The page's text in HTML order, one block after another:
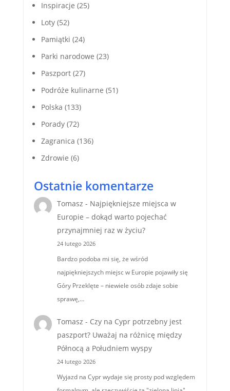
Inspiracje (25)
Loty(52)
Pamiątki (24)
Parki narodowe (23)
Paszport(27)
Podróże kulinarne (51)
Polska (133)
Porady(72)
Zagranica (136)
Zdrowie (6)
Ostatnie komentarze
Tomasz - Najpiękniejsze miejsca w
Europie – dokąd warto pojechać
przynajmniej raz w życiu?
24 lutego 2026
Bardzo podoba mi się, że wśród
najpiękniejszych miejsc w Europie pojawiły się
Góry Przeklęte – niewiele osób zdaje sobie
sprawę,…
Tomasz - Czy na Cypr potrzebny jest
paszport? Uważaj na różnicę między
Północą a Południem wyspy
24 lutego 2026
Wyjazd na Cypr wydaje się prosty pod względem